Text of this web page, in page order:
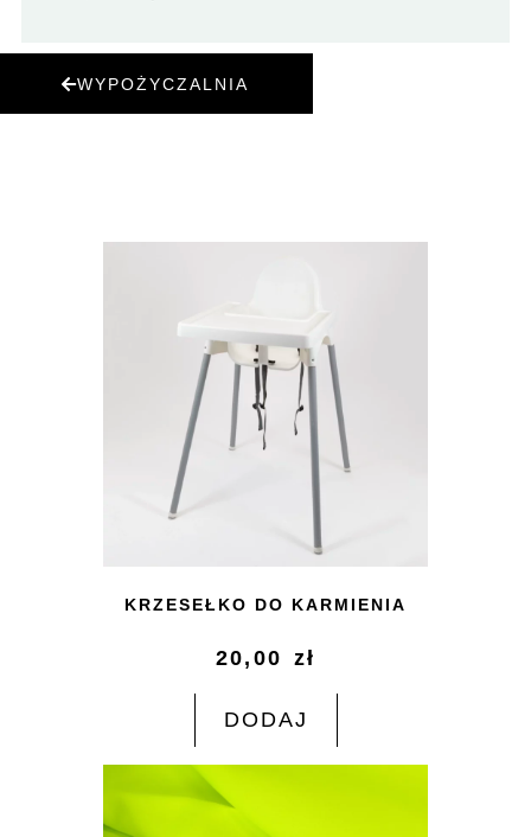
WYPOŻYCZALNIA
KRZESEŁKO DO KARMIENIA
20,00 zł
DODAJ